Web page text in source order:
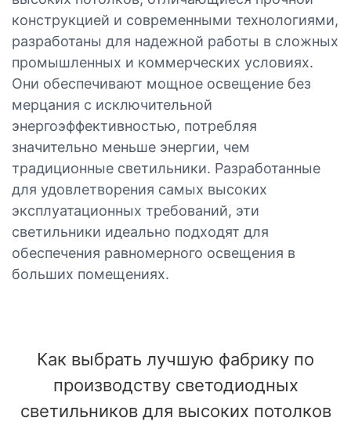
конструкцией и современными технологиями,
разработаны для надежной работы в сложных
промышленных и коммерческих условиях.
Они обеспечивают мощное освещение без
мерцания с исключительной
энергоэффективностью, потребляя
значительно меньше энергии, чем
традиционные светильники. Разработанные
для удовлетворения самых высоких
эксплуатационных требований, эти
светильники идеально подходят для
обеспечения равномерного освещения в
больших помещениях.
Как выбрать лучшую фабрику по
производству светодиодных
светильников для высоких потолков